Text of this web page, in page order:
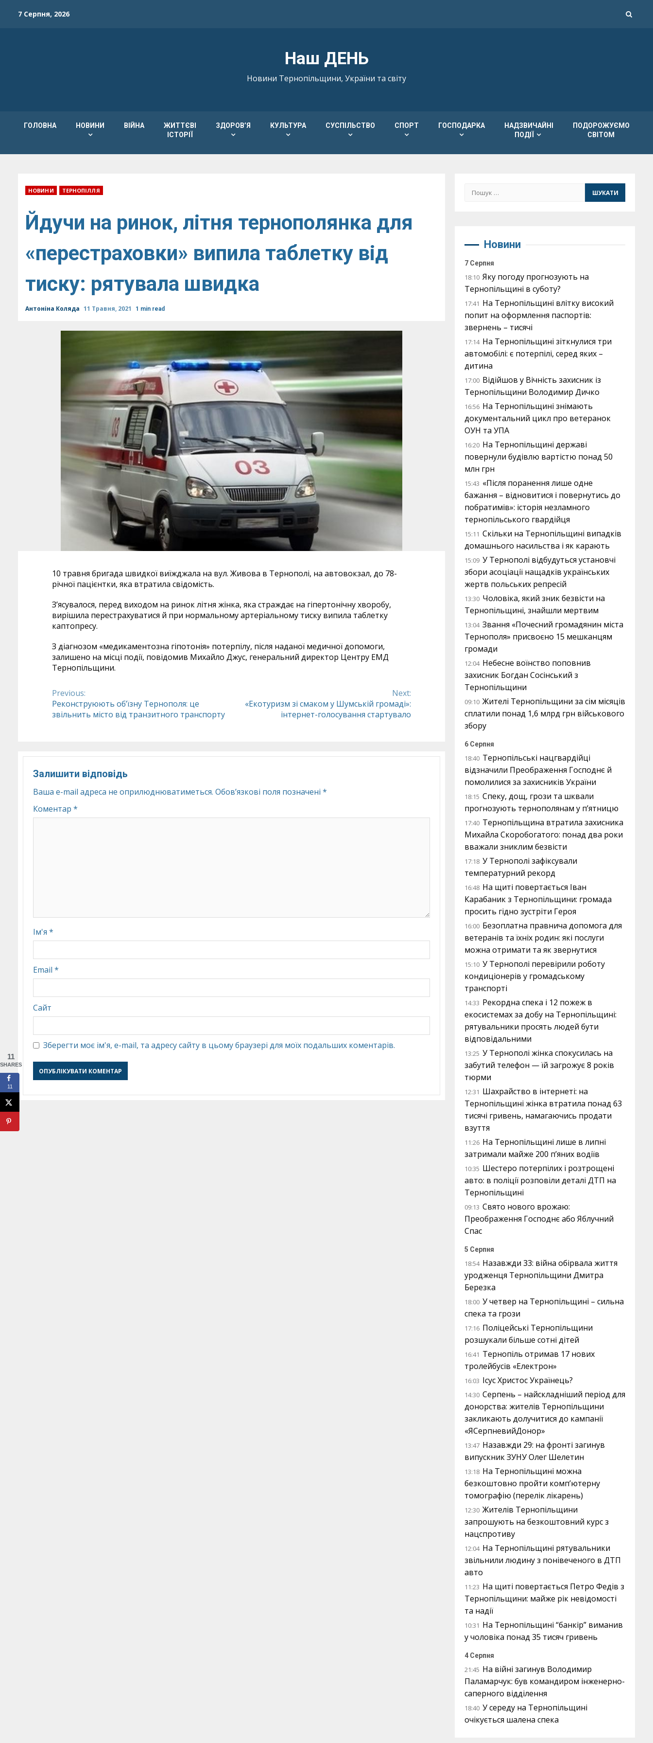
7 Серпня, 2026
Наш ДЕНЬ
Новини Тернопільщини, України та світу
ГОЛОВНА НОВИНИ ВІЙНА
ЖИТТЄВІ
ІСТОРІЇ
ЗДОРОВ’Я КУЛЬТУРА СУСПІЛЬСТВО СПОРТ ГОСПОДАРКА
НАДЗВИЧАЙНІ
ПОДІЇ
ПОДОРОЖУЄМО
СВІТОМ
НОВИНИ ТЕРНОПІЛЛЯ
Йдучи на ринок, літня тернополянка для
«перестраховки» випила таблетку від
тиску: рятувала швидка
Антоніна Коляда 11 Травня, 2021 1 min read
10 травня бригада швидкої виїжджала на вул. Живова в Тернополі, на автовокзал, до 78-
річної пацієнтки, яка втратила свідомість.
З’ясувалося, перед виходом на ринок літня жінка, яка страждає на гіпертонічну хворобу,
вирішила перестрахуватися й при нормальному артеріальному тиску випила таблетку
каптопресу.
З діагнозом «медикаментозна гіпотонія» потерпілу, після наданої медичної допомоги,
залишено на місці події, повідомив Михайло Джус, генеральний директор Центру ЕМД
Тернопільщини.
Continue
Reading
Previous:
Реконструюють об’їзну Тернополя: це
звільнить місто від транзитного транспорту
Next:
«Екотуризм зі смаком у Шумській громаді»:
інтернет-голосування стартувало
Залишити відповідь
Ваша e-mail адреса не оприлюднюватиметься. Обов’язкові поля позначені *
Коментар *
Ім'я *
Email *
Сайт
Зберегти моє ім'я, e-mail, та адресу сайту в цьому браузері для моїх подальших коментарів.
Пошук:
Новини
7 Серпня
18:10 Яку погоду прогнозують на
Тернопільщині в суботу?
17:41 На Тернопільщині влітку високий
попит на оформлення паспортів:
звернень – тисячі
17:14 На Тернопільщині зіткнулися три
автомобілі: є потерпілі, серед яких –
дитина
17:00 Відійшов у Вічність захисник із
Тернопільщини Володимир Дичко
16:56 На Тернопільщині знімають
документальний цикл про ветеранок
ОУН та УПА
16:20 На Тернопільщині державі
повернули будівлю вартістю понад 50
млн грн
15:43 «Після поранення лише одне
бажання – відновитися і повернутись до
побратимів»: історія незламного
тернопільського гвардійця
15:11 Скільки на Тернопільщині випадків
домашнього насильства і як карають
15:09 У Тернополі відбудуться установчі
збори асоціації нащадків українських
жертв польських репресій
13:30 Чоловіка, який зник безвісти на
Тернопільщині, знайшли мертвим
13:04 Звання «Почесний громадянин міста
Тернополя» присвоєно 15 мешканцям
громади
12:04 Небесне воїнство поповнив
захисник Богдан Сосінський з
Тернопільщини
09:10 Жителі Тернопільщини за сім місяців
сплатили понад 1,6 млрд грн військового
збору
6 Серпня
18:40 Тернопільські нацгвардійці
відзначили Преображення Господнє й
помолилися за захисників України
18:15 Спеку, дощ, грози та шквали
прогнозують тернополянам у п’ятницю
17:40 Тернопільщина втратила захисника
Михайла Скоробогатого: понад два роки
вважали зниклим безвісти
17:18 У Тернополі зафіксували
температурний рекорд
16:48 На щиті повертається Іван
Карабаник з Тернопільщини: громада
просить гідно зустріти Героя
16:00 Безоплатна правнича допомога для
ветеранів та їхніх родин: які послуги
можна отримати та як звернутися
15:10 У Тернополі перевірили роботу
кондиціонерів у громадському
транспорті
14:33 Рекордна спека і 12 пожеж в
екосистемах за добу на Тернопільщині:
рятувальники просять людей бути
відповідальними
13:25 У Тернополі жінка спокусилась на
забутий телефон — їй загрожує 8 років
тюрми
12:31 Шахрайство в інтернеті: на
Тернопільщині жінка втратила понад 63
тисячі гривень, намагаючись продати
взуття
11:26 На Тернопільщині лише в липні
затримали майже 200 п’яних водіїв
10:35 Шестеро потерпілих і розтрощені
авто: в поліції розповіли деталі ДТП на
Тернопільщині
09:13 Свято нового врожаю:
Преображення Господнє або Яблучний
Спас
5 Серпня
18:54 Назавжди 33: війна обірвала життя
уродженця Тернопільщини Дмитра
Березка
18:00 У четвер на Тернопільщині – сильна
спека та грози
17:16 Поліцейські Тернопільщини
розшукали більше сотні дітей
16:41 Тернопіль отримав 17 нових
тролейбусів «Електрон»
16:03 Ісус Христос Українець?
14:30 Серпень – найскладніший період для
донорства: жителів Тернопільщини
закликають долучитися до кампанії
«ЯСерпневийДонор»
13:47 Назавжди 29: на фронті загинув
випускник ЗУНУ Олег Шелетин
13:18 На Тернопільщині можна
безкоштовно пройти комп’ютерну
томографію (перелік лікарень)
12:30 Жителів Тернопільщини
запрошують на безкоштовний курс з
нацспротиву
12:04 На Тернопільщині рятувальники
звільнили людину з понівеченого в ДТП
авто
11:23 На щиті повертається Петро Федів з
Тернопільщини: майже рік невідомості
та надії
10:31 На Тернопільщині “банкір” виманив
у чоловіка понад 35 тисяч гривень
4 Серпня
21:45 На війні загинув Володимир
Паламарчук: був командиром інженерно-
саперного відділення
18:40 У середу на Тернопільщині
очікується шалена спека
11
SHARES
11